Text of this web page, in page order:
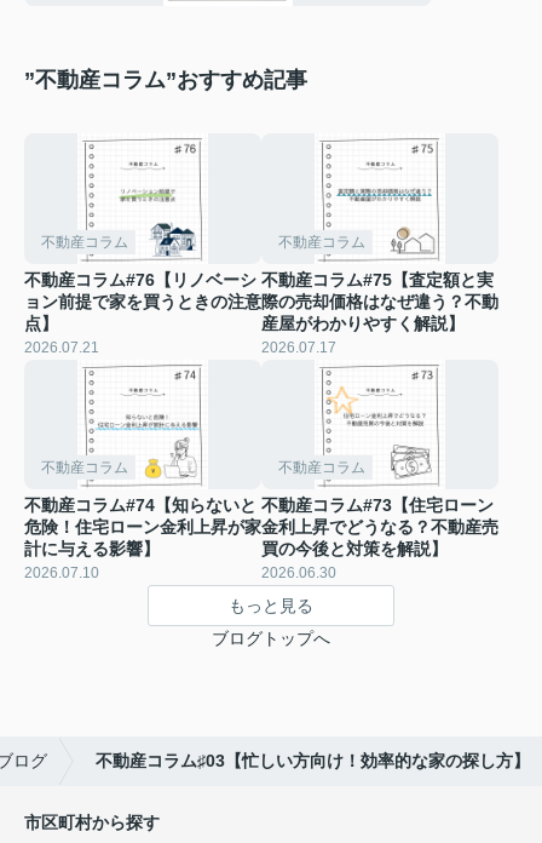
”不動産コラム”おすすめ記事
不動産コラム
不動産コラム#76【リノベーシ
ョン前提で家を買うときの注意
点】
2026.07.21
不動産コラム
不動産コラム#75【査定額と実
際の売却価格はなぜ違う？不動
産屋がわかりやすく解説】
2026.07.17
不動産コラム
不動産コラム#74【知らないと
危険！住宅ローン金利上昇が家
計に与える影響】
2026.07.10
不動産コラム
不動産コラム#73【住宅ローン
金利上昇でどうなる？不動産売
買の今後と対策を解説】
2026.06.30
もっと見る
ブログトップへ
ログ 不動産コラム♯03【忙しい方向け！効率的な家の探し方】
市区町村から探す